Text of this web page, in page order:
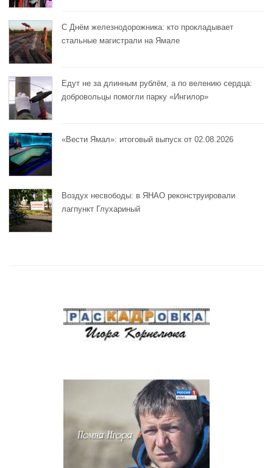
С Днём железнодорожника: кто прокладывает
стальные магистрали на Ямале
Едут не за длинным рублём, а по велению сердца:
добровольцы помогли парку «Ингилор»
«Вести Ямал»: итоговый выпуск от 02.08.2026
Воздух несвободы: в ЯНАО реконструировали
лагпункт Глухариный